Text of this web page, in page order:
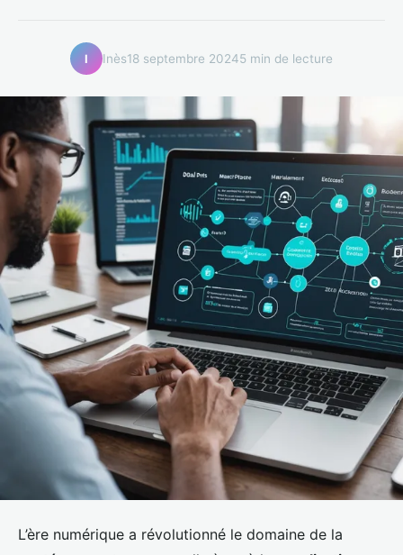
I Inès18 septembre 20245 min de lecture
L’ère numérique a révolutionné le domaine de la